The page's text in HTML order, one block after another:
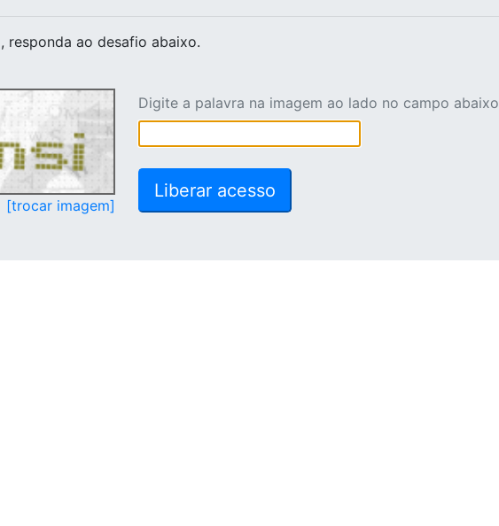
, responda ao desafio abaixo.
[trocar imagem]
Digite a palavra na imagem ao lado no campo abaixo